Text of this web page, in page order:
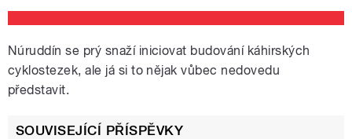
Núruddín se prý snaží iniciovat budování káhirských
cyklostezek, ale já si to nějak vůbec nedovedu
představit.
SOUVISEJÍCÍ PŘÍSPĚVKY